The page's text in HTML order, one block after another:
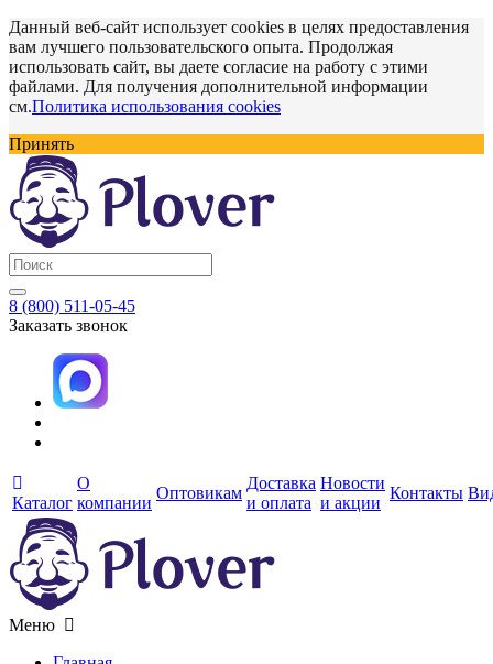
Данный веб-сайт использует cookies в целях предоставления
вам лучшего пользовательского опыта. Продолжая
использовать сайт, вы даете согласие на работу с этими
файлами. Для получения дополнительной информации
см.Политика использования cookies
Принять
8 (800) 511-05-45
Заказать звонок
Каталог
О
компании
Оптовикам
Доставка
и оплата
Новости
и акции
Контакты
Меню